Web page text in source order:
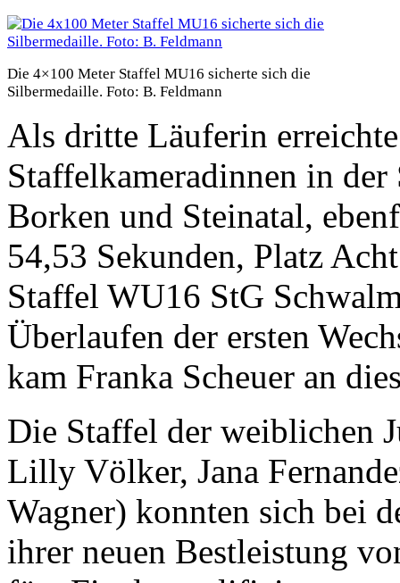
Die 4×100 Meter Staffel MU16 sicherte sich die
Silbermedaille. Foto: B. Feldmann
Als dritte Läuferin
Staffelkameradinnen in
Borken und Steinatal,
54,53 Sekunden, Platz
Staffel WU16 StG
Überlaufen der ersten
kam Franka Scheuer an
Die Staffel der weiblichen
Lilly Völker, Jana
Wagner) konnten sich bei
ihrer neuen Bestleistung